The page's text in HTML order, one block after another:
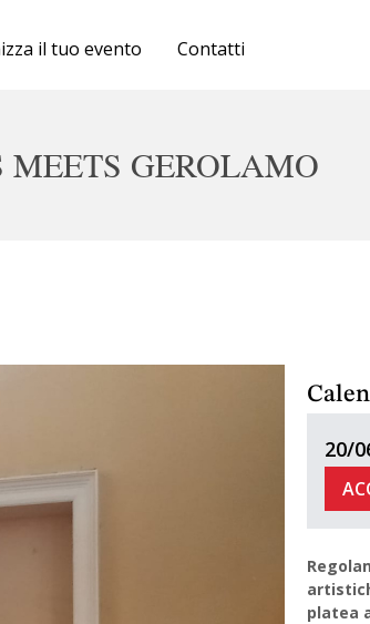
il tuo evento Contatti
GEROLAMO
evento
20/
platea